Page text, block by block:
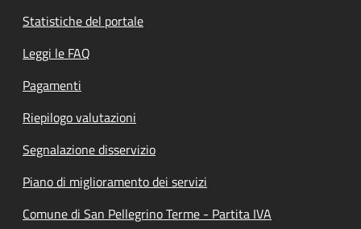
Statistiche del portale
Leggi le FAQ
Pagamenti
Riepilogo valutazioni
Segnalazione disservizio
Piano di miglioramento dei servizi
Comune di San Pellegrino Terme - Partita IVA